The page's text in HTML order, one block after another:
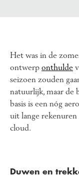
Het was in de
ontwerp onthulde
seizoen zouden
natuurlijk, maar de
basis is een nóg
uit lange rekenuren
cloud.
Duwen en